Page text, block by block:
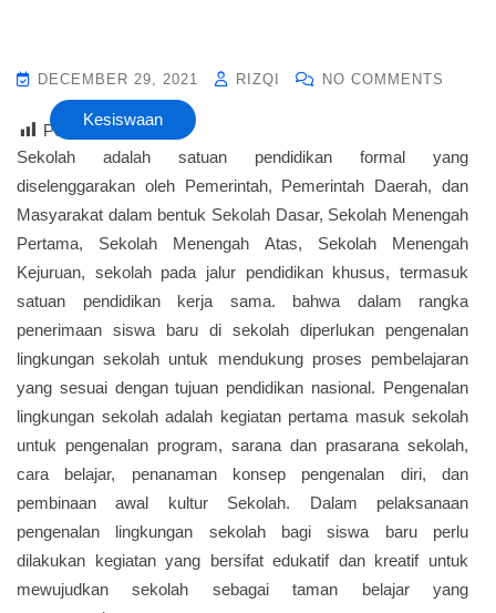
Kesiswaan
DECEMBER 29, 2021 RIZQI NO COMMENTS
Post Views : 10
Sekolah adalah satuan pendidikan formal yang
diselenggarakan oleh Pemerintah, Pemerintah Daerah, dan
Masyarakat dalam bentuk Sekolah Dasar, Sekolah Menengah
Pertama, Sekolah Menengah Atas, Sekolah Menengah
Kejuruan, sekolah pada jalur pendidikan khusus, termasuk
satuan pendidikan kerja sama. bahwa dalam rangka
penerimaan siswa baru di sekolah diperlukan pengenalan
lingkungan sekolah untuk mendukung proses pembelajaran
yang sesuai dengan tujuan pendidikan nasional. Pengenalan
lingkungan sekolah adalah kegiatan pertama masuk sekolah
untuk pengenalan program, sarana dan prasarana sekolah,
cara belajar, penanaman konsep pengenalan diri, dan
pembinaan awal kultur Sekolah. Dalam pelaksanaan
pengenalan lingkungan sekolah bagi siswa baru perlu
dilakukan kegiatan yang bersifat edukatif dan kreatif untuk
mewujudkan sekolah sebagai taman belajar yang